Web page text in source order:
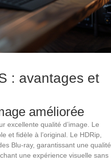
: avantages et
améliorée
excellente qualité d’image. Le
et fidèle à l’original. Le HDRip,
Blu-ray, garantissant une qualité
une expérience visuelle sans